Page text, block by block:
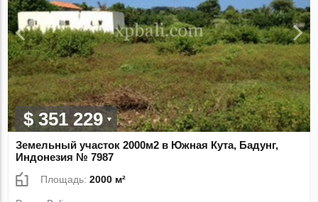
$ 351 229
Земельный участок 2000м2 в Южная Кута, Бадунг,
Индонезия № 7987
Площадь:2000 м²